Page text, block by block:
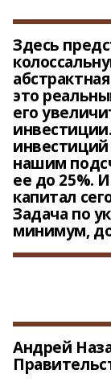
Здесь
это
его
инвестиций
нашим
ее до 25%.
капитал
Задача по
минимум,
Андрей